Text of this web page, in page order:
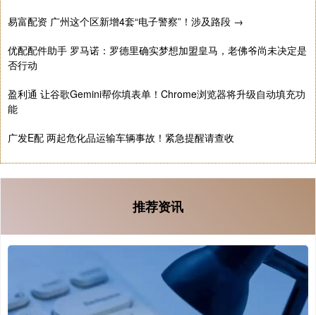
易富配资 广州这个区新增4套“电子警察”！涉及路段 →
优配配件助手 罗马诺：罗德里确实梦想加盟皇马，老佛爷尚未决定是
否行动
盈利通 让谷歌Gemini帮你填表单！Chrome浏览器将升级自动填充功
能
广发E配 两起危化品运输车辆事故！紧急提醒请查收
推荐资讯